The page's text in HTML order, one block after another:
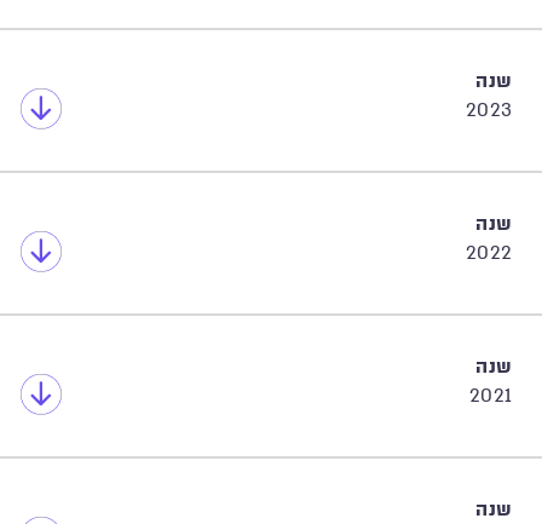
שנה
2023
שנה
2022
שנה
2021
שנה